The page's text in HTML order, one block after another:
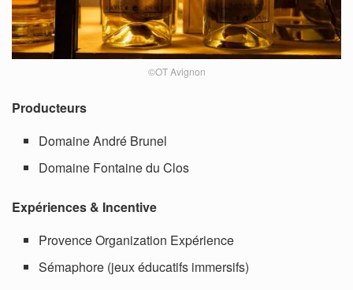
©OT Avignon
Producteurs
Domaine André Brunel
Domaine Fontaine du Clos
Expériences & Incentive
Provence Organization Expérience
Sémaphore (jeux éducatifs immersifs)